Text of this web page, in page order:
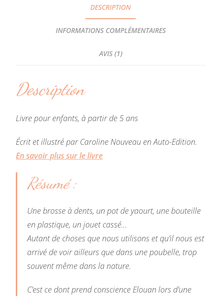
DESCRIPTION
INFORMATIONS COMPLÉMENTAIRES
AVIS (1)
Description
Livre pour enfants, à partir de 5 ans
Écrit et illustré par Caroline Nouveau en Auto-Edition.
En savoir plus sur le livre
Résumé :
Une brosse à dents, un pot de yaourt, une bouteille
en plastique, un jouet cassé…
Autant de choses que nous utilisons et qu’il nous est
arrivé de voir ailleurs que dans une poubelle, trop
souvent même dans la nature.
C’est ce dont prend conscience Elouan lors d’une